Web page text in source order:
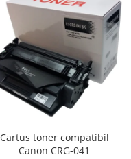
Cartus toner compatibil
Canon CRG-041